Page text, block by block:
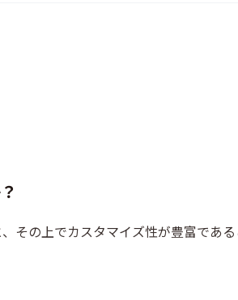
その上でカスタマイズ性が豊富である